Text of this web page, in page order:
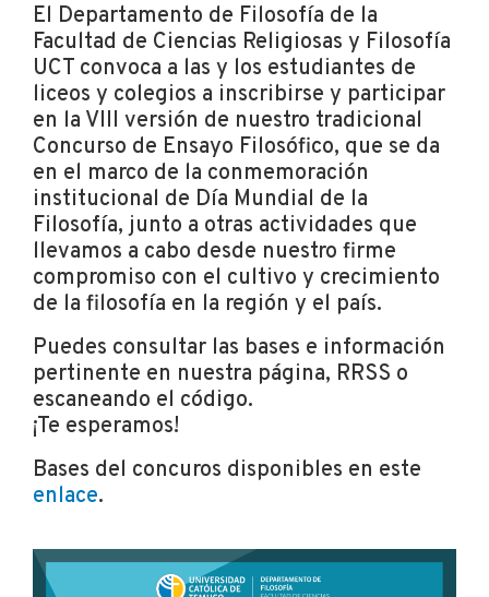
El Departamento de Filosofía de la
Facultad de Ciencias Religiosas y Filosofía
UCT convoca a las y los estudiantes de
liceos y colegios a inscribirse y participar
en la VIII versión de nuestro tradicional
Concurso de Ensayo Filosófico, que se da
en el marco de la conmemoración
institucional de Día Mundial de la
Filosofía, junto a otras actividades que
llevamos a cabo desde nuestro firme
compromiso con el cultivo y crecimiento
de la filosofía en la región y el país.
Puedes consultar las bases e información
pertinente en nuestra página, RRSS o
escaneando el código.
¡Te esperamos!
Bases del concuros disponibles en este
enlace.